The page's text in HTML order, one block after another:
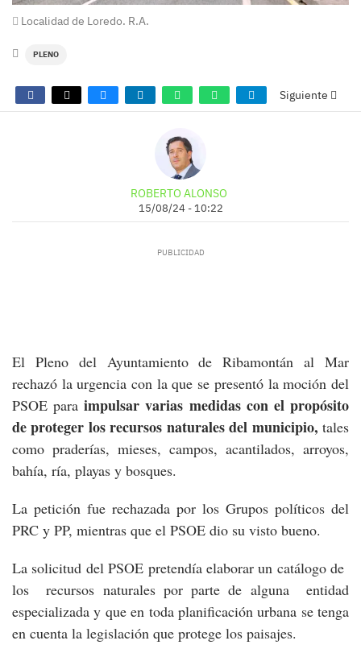
Localidad de Loredo. R.A.
PLENO
Siguiente
ROBERTO ALONSO
15/08/24 - 10:22
El Pleno del Ayuntamiento de Ribamontán al Mar
rechazó la urgencia con la que se presentó la moción del
PSOE paraimpulsar varias medidas con el propósito
de proteger los recursos naturales del municipio, tales
como praderías, mieses, campos, acantilados, arroyos,
bahía, ría, playas y bosques.
La petición fue rechazada por los Grupos políticos del
PRC y PP, mientras que el PSOE dio su visto bueno.
La solicitud del PSOE pretendía elaborar un catálogo de
los recursos naturales por parte de alguna entidad
especializada y que en toda planificación urbana se tenga
en cuenta la legislación que protege los paisajes.